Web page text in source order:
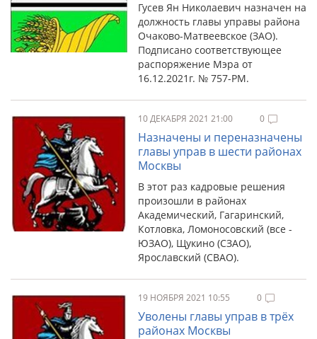
Гусев Ян Николаевич назначен на
должность главы управы района
Очаково-Матвеевское (ЗАО).
Подписано соответствующее
распоряжение Мэра от
16.12.2021г. № 757-РМ.
10 ДЕКАБРЯ 2021 21:00 0
Назначены и переназначены
главы управ в шести районах
Москвы
В этот раз кадровые решения
произошли в районах
Академический, Гагаринский,
Котловка, Ломоносовский (все -
ЮЗАО), Щукино (СЗАО),
Ярославский (СВАО).
19 НОЯБРЯ 2021 10:55 0
Уволены главы управ в трёх
районах Москвы